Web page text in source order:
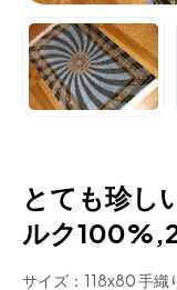
とても珍し
ルク
サイズ：118x80 手織